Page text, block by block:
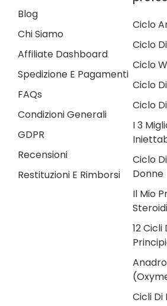
Blog
Chi Siamo
Affiliate Dashboard
Spedizione E Pagamenti
FAQs
Condizioni Generali
GDPR
Recensioni
Restituzioni E Rimborsi
Ciclo
Ciclo
Ciclo
Ciclo
Ciclo
I 3
Ciclo
Donne
Il Mio
12
Cicli Di